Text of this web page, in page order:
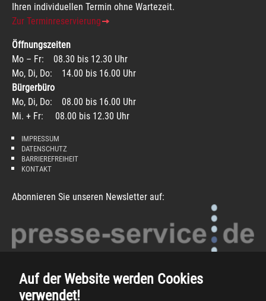
Auf der Website werden Cookies
verwendet!
Ihren individuellen Termin ohne Wartezeit.
Zur Terminreservierung
Öffnungszeiten
Mo – Fr: 08.30 bis 12.30 Uhr
Mo, Di, Do: 14.00 bis 16.00 Uhr
Bürgerbüro
Mo, Di, Do: 08.00 bis 16.00 Uhr
Mi. + Fr: 08.00 bis 12.30 Uhr
IMPRESSUM
DATENSCHUTZ
BARRIEREFREIHEIT
KONTAKT
Abonnieren Sie unseren Newsletter auf: